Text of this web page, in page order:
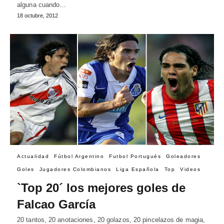
alguna cuando…
18 octubre, 2012
Actualidad Fútbol Argentino Futbol Portugués Goleadores
Goles Jugadores Colombianos Liga Española Top Videos
`Top 20´ los mejores goles de
Falcao García
20 tantos, 20 anotaciones, 20 golazos, 20 pincelazos de magia,